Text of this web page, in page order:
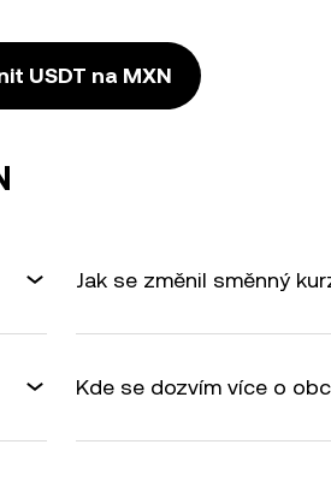
USDT na MXN
Jak se změnil směnný
Kde se dozvím více o